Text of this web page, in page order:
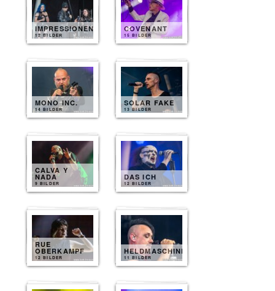
IMPRESSIONEN
12 BILDER
COVENANT
15 BILDER
MONO INC.
14 BILDER
SOLAR FAKE
13 BILDER
CALVA Y
NADA
9 BILDER
DAS ICH
12 BILDER
RUE
OBERKAMPF
12 BILDER
HELDMASCHINE
11 BILDER